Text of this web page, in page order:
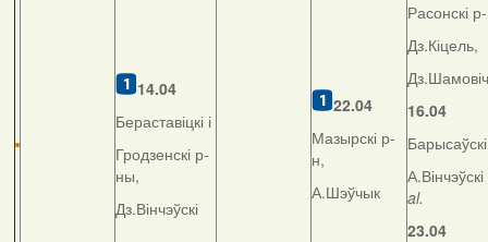
14.04
Бераставіцкі і
Гродзенскі р-
ны,
Дз.Вінчэўскі
22.04
Мазырскі р-
н,
А.Шэўчык
Расонскі
Дз.Кіцель,
Дз.Шамовіч
16.04
А.Вінчэўскі
al.
23.04